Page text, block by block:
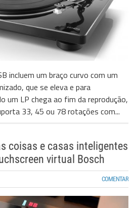
incluem um braço curvo com um
que se eleva e para
um LP chega ao fim da reprodução,
33, 45 ou 78 rotações com...
coisas e casas inteligentes
virtual Bosch
COMENTAR